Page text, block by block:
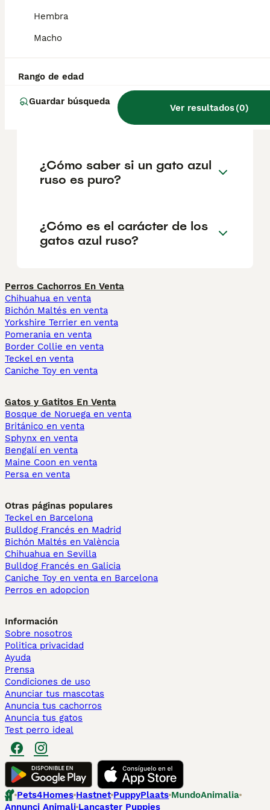
Hembra
Macho
Rango de edad
Guardar búsqueda
Ver resultados(0)
criadores responsables que garanticen la
Informarse bien y comparar opciones antes
¿Cuánto cuesta un gatito
¿Cómo saber si un gato azul
ruso es puro?
¿Cómo es el carácter de los
gatos azul ruso?
Perros Cachorros En Venta
Chihuahua en venta
Bichón Maltés en venta
Yorkshire Terrier en venta
Pomerania en venta
Border Collie en venta
Teckel en venta
Caniche Toy en venta
Gatos y Gatitos En Venta
Bosque de Noruega en venta
Británico en venta
Sphynx en venta
Bengalí en venta
Maine Coon en venta
Persa en venta
Otras páginas populares
Teckel en Barcelona
Bulldog Francés en Madrid
Bichón Maltés en València
Chihuahua en Sevilla
Bulldog Francés en Galicia
Caniche Toy en venta en Barcelona
Perros en adopcion
Información
Sobre nosotros
Politica privacidad
Ayuda
Prensa
Condiciones de uso
Anunciar tus mascotas
Anuncia tus cachorros
Anuncia tus gatos
Test perro ideal
Pets4Homes Hastnet PuppyPlaats MundoAnimalia
Annunci Animali Lancaster Puppies